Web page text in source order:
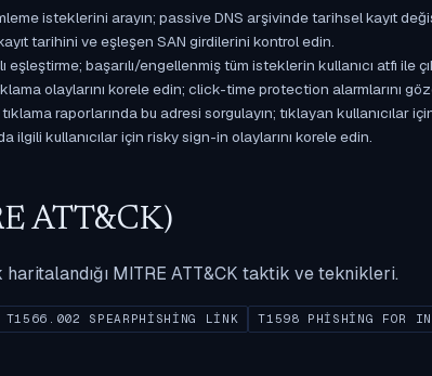
isteklerini arayın; passive DNS arşivinde tarihsel kayıt
tarihini ve eşleşen SAN girdilerini kontrol edin.
başarılı/engellenmiş tüm isteklerin kullanıcı atfı ile
olaylarını korele edin; click-time protection alarmlarını
raporlarında bu adresi sorgulayın; tıklayan kullanıcılar
ilgili kullanıcılar için risky sign-in olaylarını korele edin.
ATT&CK)
MITRE ATT&CK taktik ve teknikleri.
T1566.002 SPEARPHISHING LINK T1598 PHISHING FOR